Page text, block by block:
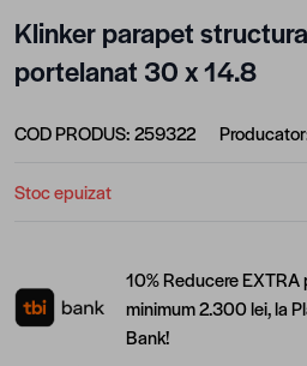
Klinker parapet
portelanat 30 x 14.8
COD PRODUS:259322
Stoc epuizat
10% Reducere
minimum 2.300 lei, la
Bank!